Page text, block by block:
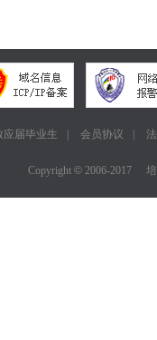
应届毕业生 会员协议
Copyright ©2006-2017